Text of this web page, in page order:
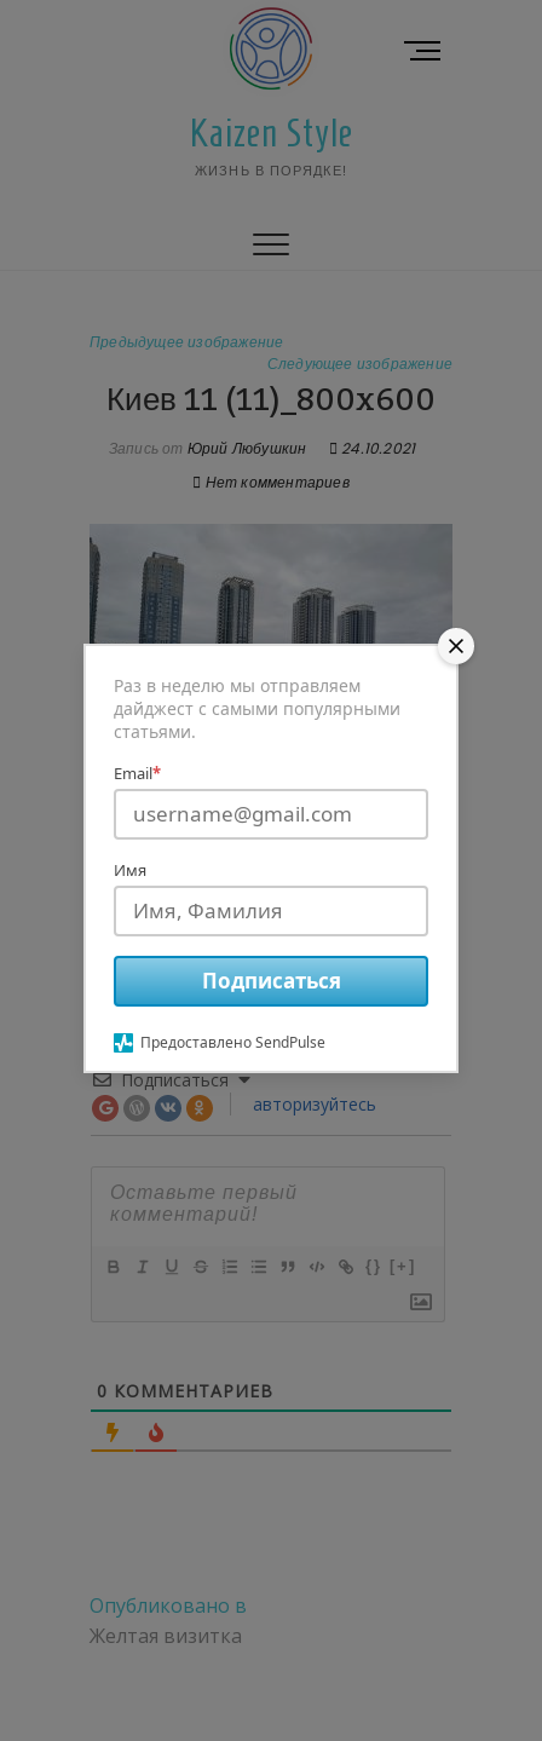
Kaizen Style
ЖИЗНЬ В ПОРЯДКЕ!
К
Предыдущее изображение
Следующее изображение
Киев 11 (11)_800x600
Запись от Юрий Любушкин
24.10.2021
Нет комментариев
0
Подписаться
авторизуйтесь
{} [+]
0 КОММЕНТАРИЕВ
Навигация
по
Опубликовано в
Желтая визитка
Раз в неделю мы отправляем
дайджест с самыми популярными
статьями.
Email*
Имя
Подписаться
Предоставлено SendPulse